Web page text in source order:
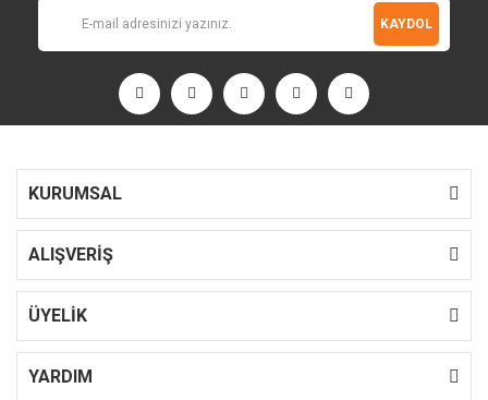
KAYDOL
KURUMSAL
ALIŞVERİŞ
ÜYELİK
YARDIM